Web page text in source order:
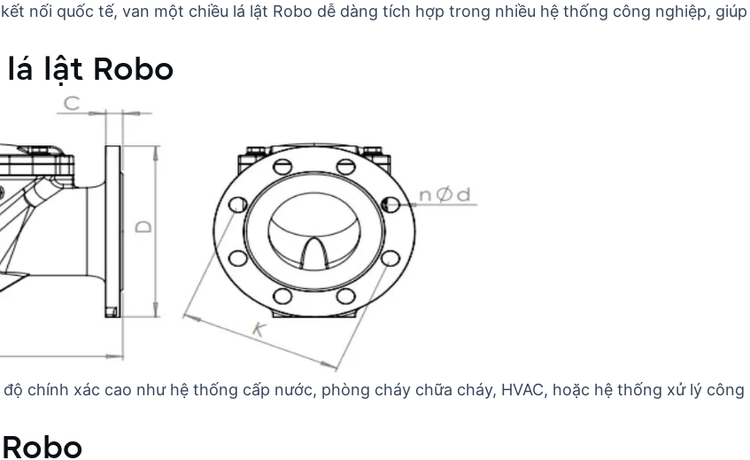
nối quốc tế, van một chiều lá lật Robo dễ dàng tích hợp trong nhiều hệ thống công nghiệp, giúp
lật Robo
chính xác cao như hệ thống cấp nước, phòng cháy chữa cháy, HVAC, hoặc hệ thống xử lý công